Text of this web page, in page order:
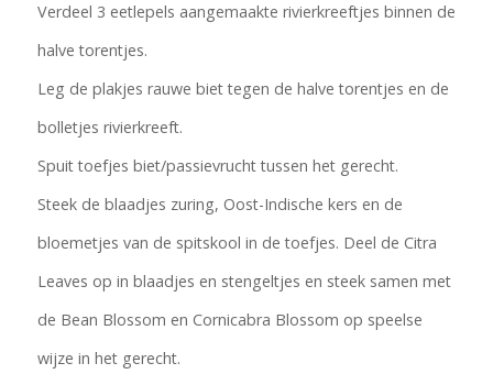
Verdeel 3 eetlepels aangemaakte rivierkreeftjes binnen de
halve torentjes.
Leg de plakjes rauwe biet tegen de halve torentjes en de
bolletjes rivierkreeft.
Spuit toefjes biet/passievrucht tussen het gerecht.
Steek de blaadjes zuring, Oost-Indische kers en de
bloemetjes van de spitskool in de toefjes. Deel de Citra
Leaves op in blaadjes en stengeltjes en steek samen met
de Bean Blossom en Cornicabra Blossom op speelse
wijze in het gerecht.